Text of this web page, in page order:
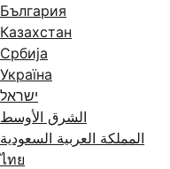
България
Казахстан
Србија
Україна
ישראל
الشرق الأوسط
المملكة العربية السعودية
ไทย